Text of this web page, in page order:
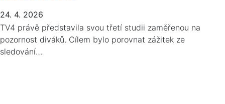
24. 4. 2026
TV4 právě představila svou třetí studii zaměřenou na
pozornost diváků. Cílem bylo porovnat zážitek ze
sledování…